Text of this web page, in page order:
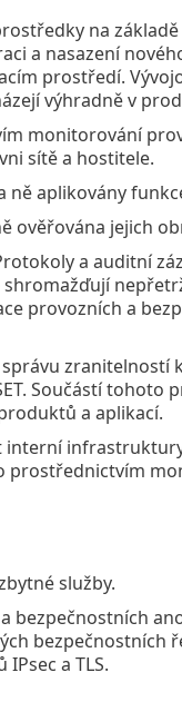
na
a nasazení
prostředí.
výhradně v
monitorování
sítě a hostitele.
ně aplikovány
ověřována jejich
a auditní
provozních a
Součástí
a aplikací.
interní
prostřednictvím
služby.
bezpečnostních
a TLS.